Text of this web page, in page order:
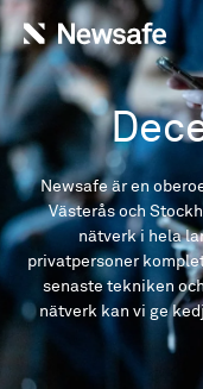
Newsafe är en
Västerås och
nätverk i hela
privatpersoner
senaste tekniken
nätverk kan vi ge